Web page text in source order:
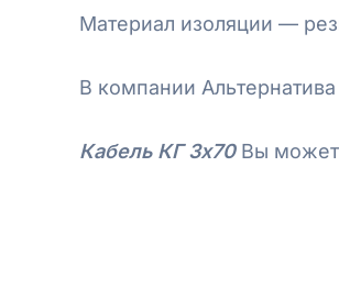
Материал изоляции —
В компании
Кабель КГ 3х70Вы